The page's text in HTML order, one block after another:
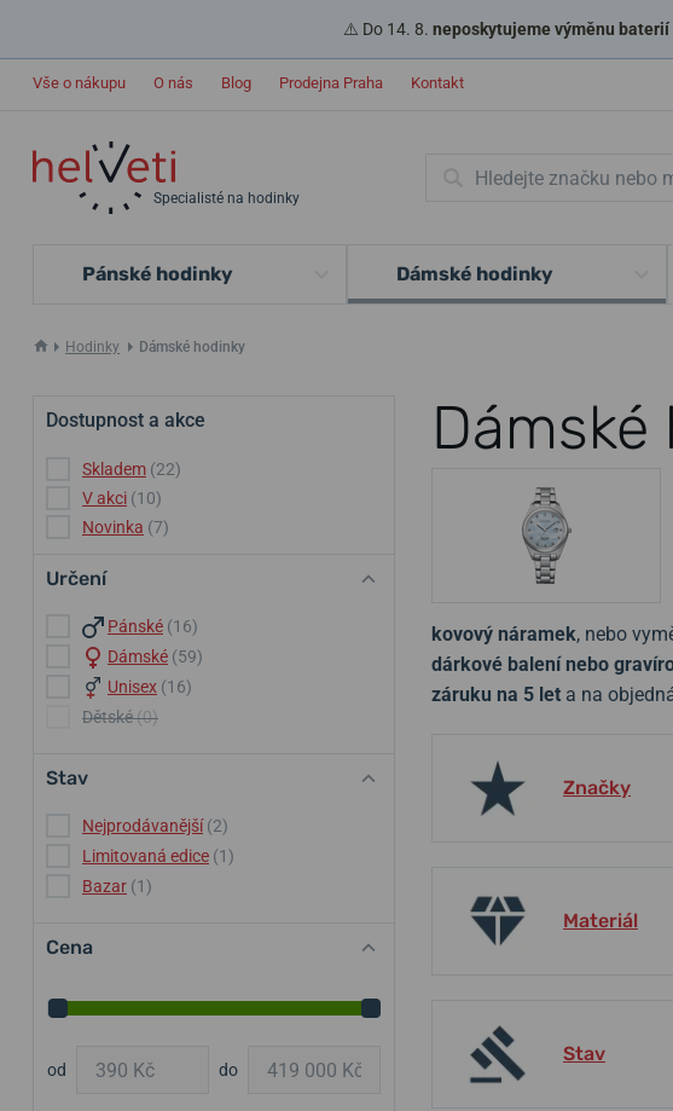
⚠️ Do 14. 8. neposkytujeme výměnu baterií
Vše o nákupu O nás Blog Prodejna Praha Kontakt
Specialisté na hodinky
Pánské hodinky Dámské hodinky
Hodinky Dámské hodinky
kovový náramek, nebo
dárkové balení nebo
záruku na 5 let a na
Značky
Materiál
Stav
Dostupnost a akce
Skladem (22)
V akci (10)
Novinka (7)
Určení
Pánské (16)
Dámské (59)
Unisex (16)
Dětské(0)
Stav
Nejprodávanější (2)
Limitovaná edice (1)
Bazar (1)
Cena
od do